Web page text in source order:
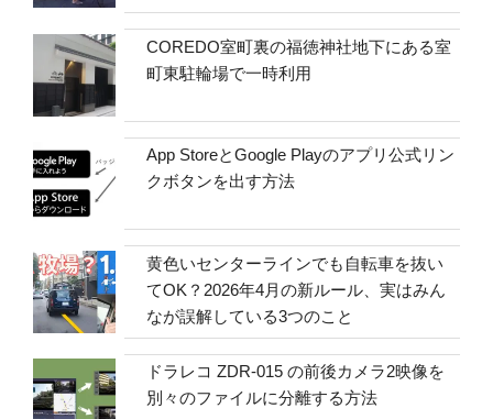
COREDO室町裏の福徳神社地下にある室
町東駐輪場で一時利用
App StoreとGoogle Playのアプリ公式リン
クボタンを出す方法
黄色いセンターラインでも自転車を抜い
てOK？2026年4月の新ルール、実はみん
なが誤解している3つのこと
ドラレコ ZDR-015 の前後カメラ2映像を
別々のファイルに分離する方法